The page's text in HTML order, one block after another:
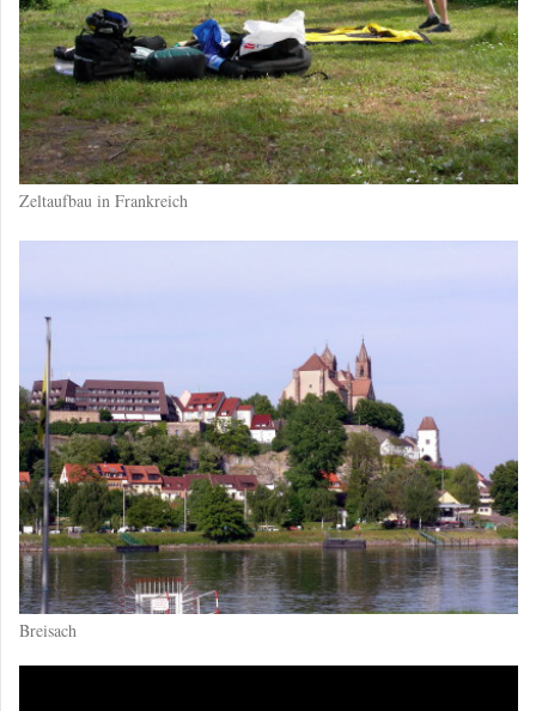
Zeltaufbau in Frankreich
Breisach